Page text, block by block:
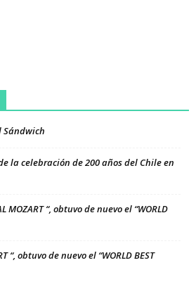
la celebración de 200 años del Chile en
MOZART “, obtuvo de nuevo el “WORLD
“, obtuvo de nuevo el “WORLD BEST